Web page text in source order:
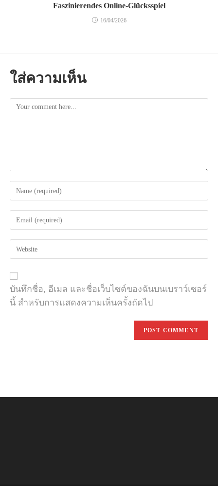
Faszinierendes Online-Glücksspiel
16/04/2026
ใส่ความเห็น
Comment
username
to
comment
address
to
(optional)
บันทึกชื่อ, อีเมล และชื่อเว็บไซต์ของฉันบนเบราว์เซอร์
นี้ สำหรับการแสดงความเห็นครั้งถัดไป